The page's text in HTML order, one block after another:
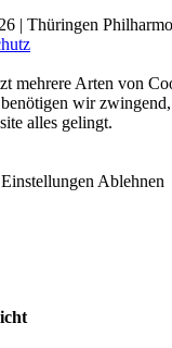
| Thüringen
mehrere Arten von
wir
alles gelingt.
Ablehnen